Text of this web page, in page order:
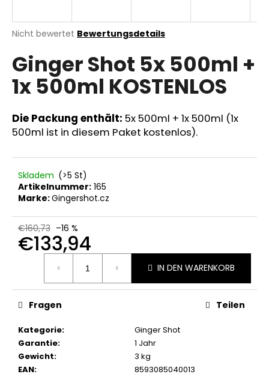
Die
Produktbewertung
ist
0,0
von
Sternen.
Nicht bewertet Bewertungsdetails
Ginger Shot 5x 500ml +
1x 500ml KOSTENLOS
Die Packung enthält: 5x 500ml + 1x 500ml (1x
500ml ist in diesem Paket kostenlos).
Skladem (>5 St)
Artikelnummer: 165
Marke:Gingershot.cz
€160,73 –16 %
€133,94
Verkaufspreis:
IN DEN WARENKORB
Kategorie:
Ginger Shot
Garantie:
1 Jahr
Gewicht:
3 kg
EAN: 8593085040013
Fragen Teilen
N
L
O
W
i
r
e
e
h
l
e
n